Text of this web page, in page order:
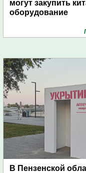
могут закупить
оборудование
В Пензенской